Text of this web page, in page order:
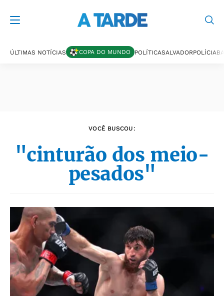
ÚLTIMAS NOTÍCIAS COPA DO MUNDO POLÍTICASALVADORPOLÍCIA
VOCÊ BUSCOU:
"cinturão dos meio-
pesados"